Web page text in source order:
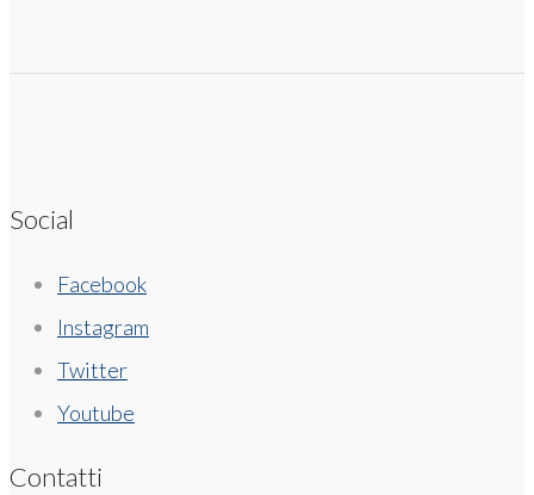
Social
Facebook
Instagram
Twitter
Youtube
Contatti